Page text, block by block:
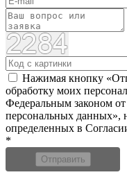
Нажимая кнопку
обработку моих
Федеральным законом
персональных данных»,
определенных в
*
Отправить